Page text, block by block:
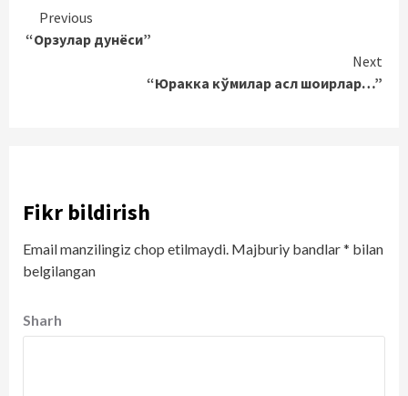
Continue
Reading
Previous
“Орзулар дунёси”
Next
“Юракка кўмилар асл шоирлар…”
Fikr bildirish
Email manzilingiz chop etilmaydi. Majburiy bandlar* bilan
belgilangan
Sharh